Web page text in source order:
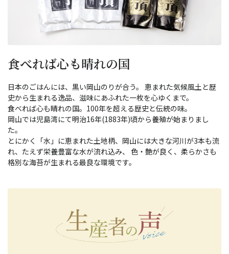
食べれば心も晴れの国
日本のごはんには、黒い岡山のりが合う。 恵まれた気候風土と歴
史から生まれる逸品、滋味にあふれた一枚を心ゆくまで。
食べれば心も晴れの国。100年を超える歴史と伝統の味。
岡山では児島湾にて明治16年(1883年)頃から養殖が始まりまし
た。
とにかく「水」に恵まれた土地柄、岡山には大きな河川が3本も流
れ、たえず栄養豊富な水が流れ込み、 色・艶が良く、柔らかさも
格別な海苔が生まれる最良な環境です。